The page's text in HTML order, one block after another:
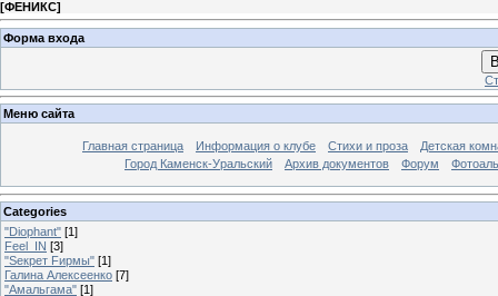
[ФЕНИКС]
Форма входа
Меню сайта
Главная страница Информация о клубе Стихи и проза
Детская
Город Каменск-Уральский
Архив документов Форум
Categories
"Diophant" [1]
Feel_IN [3]
"Sекрет Fирмы" [1]
Галина Алексеенко [7]
"Амальгама" [1]